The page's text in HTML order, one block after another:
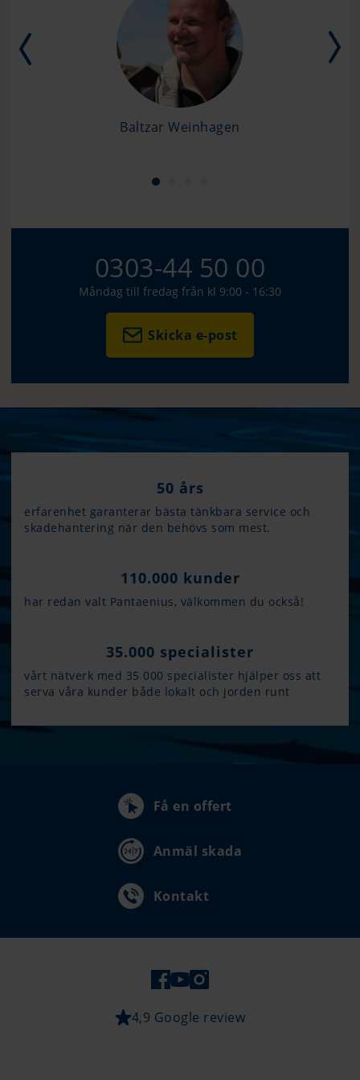
Baltzar Weinhagen
0303-44 50 00
Måndag till fredag från kl 9:00 - 16:30
Skicka e-post
50 års
erfarenhet garanterar bästa tänkbara service och
skadehantering när den behövs som mest.
110.000 kunder
har redan valt Pantaenius, välkommen du också!
35.000 specialister
vårt nätverk med 35 000 specialister hjälper oss att
serva våra kunder både lokalt och jorden runt
Få en offert
Anmäl skada
Kontakt
4,9 Google review